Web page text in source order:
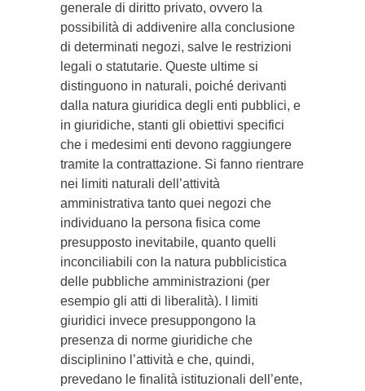
generale di diritto privato, ovvero la
possibilità di addivenire alla conclusione
di determinati negozi, salve le restrizioni
legali o statutarie. Queste ultime si
distinguono in naturali, poiché derivanti
dalla natura giuridica degli enti pubblici, e
in giuridiche, stanti gli obiettivi specifici
che i medesimi enti devono raggiungere
tramite la contrattazione. Si fanno rientrare
nei limiti naturali dell’attività
amministrativa tanto quei negozi che
individuano la persona fisica come
presupposto inevitabile, quanto quelli
inconciliabili con la natura pubblicistica
delle pubbliche amministrazioni (per
esempio gli atti di liberalità). I limiti
giuridici invece presuppongono la
presenza di norme giuridiche che
disciplinino l’attività e che, quindi,
prevedano le finalità istituzionali dell’ente,